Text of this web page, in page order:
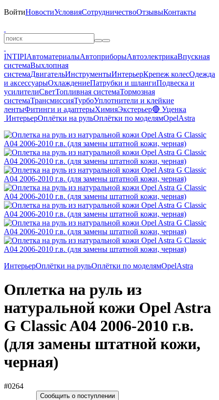
ВойтиНовостиУсловияСотрудничествоОтзывыКонтакты
INTIPIАвтоматериалыАвтоприборыАвтоэлектрикаВпускная
системаВыхлопная
системаДвигательИнструментыИнтерьерКрепеж колесОдежда
и аксессуарыОхлаждениеПатрубки и шлангиПодвеска и
усилителиСветТопливная системаТормозная
системаТрансмиссияТурбоУплотнители и клейкие
лентыФитинги и адаптерыХимияЭкстерьер🔴 Уценка
ИнтерьерОплётки на рульОплётки по моделямOpelAstra
ИнтерьерОплётки на рульОплётки по моделямOpelAstra
Оплетка на руль из
натуральной кожи Opel Astra
G Classic A04 2006-2010 г.в.
(для замены штатной кожи,
черная)
#0264
Сообщить о поступлении